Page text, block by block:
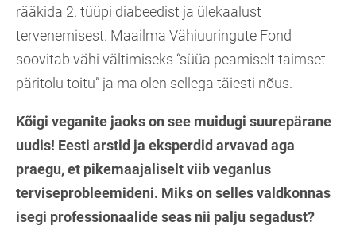
rääkida 2. tüüpi diabeedist ja ülekaalust
tervenemisest. Maailma Vähiuuringute Fond
soovitab vähi vältimiseks “süüa peamiselt taimset
päritolu toitu” ja ma olen sellega täiesti nõus.
Kõigi veganite jaoks on see muidugi suurepärane
uudis! Eesti arstid ja eksperdid arvavad aga
praegu, et pikemaajaliselt viib veganlus
terviseprobleemideni. Miks on selles valdkonnas
isegi professionaalide seas nii palju segadust?